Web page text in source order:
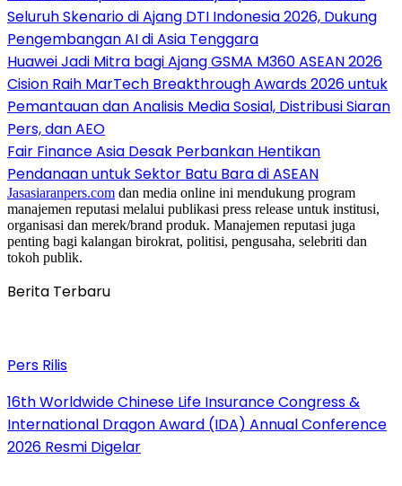
Seluruh Skenario di Ajang DTI Indonesia 2026, Dukung
Pengembangan AI di Asia Tenggara
Huawei Jadi Mitra bagi Ajang GSMA M360 ASEAN 2026
Cision Raih MarTech Breakthrough Awards 2026 untuk
Pemantauan dan Analisis Media Sosial, Distribusi Siaran
Pers, dan AEO
Fair Finance Asia Desak Perbankan Hentikan
Pendanaan untuk Sektor Batu Bara di ASEAN
Jasasiaranpers.com dan media online ini mendukung program
manajemen reputasi melalui publikasi press release untuk institusi,
organisasi dan merek/brand produk. Manajemen reputasi juga
penting bagi kalangan birokrat, politisi, pengusaha, selebriti dan
tokoh publik.
Berita Terbaru
Pers Rilis
16th Worldwide Chinese Life Insurance Congress &
International Dragon Award (IDA) Annual Conference
2026 Resmi Digelar